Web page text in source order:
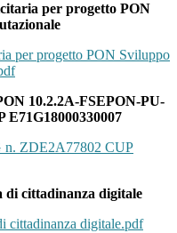
per progetto PON
per progetto PON Sviluppo
10.2.2A-FSEPON-PU-
E71G18000330007
n. ZDE2A77802 CUP
di cittadinanza digitale
cittadinanza digitale.pdf